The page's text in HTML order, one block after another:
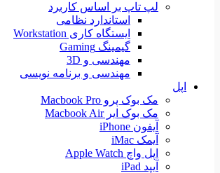
لپ تاپ بر اساس کاربرد
استاندارد نظامی
ایستگاه کاری Workstation
گیمینگ Gaming
مهندسی و 3D
مهندسی و برنامه نویسی
اپل
مک بوک پرو Macbook Pro
مک بوک ایر Macbook Air
آیفون iPhone
آیمک iMac
اپل واچ Apple Watch
آیپد iPad